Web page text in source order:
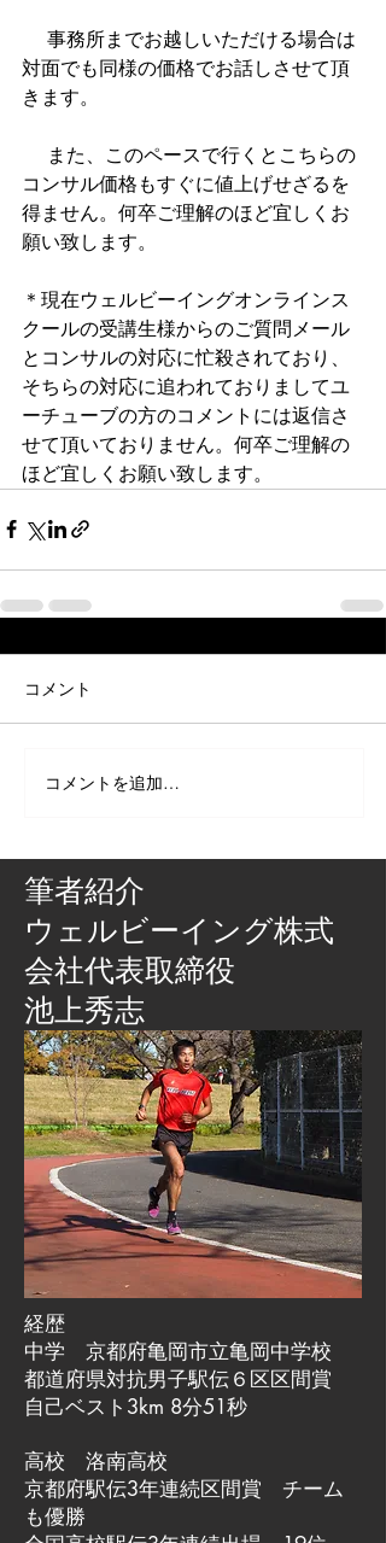
対面でも同様の価格でお話しさせて頂
きます。
コンサル価格もすぐに値上げせざるを
得ません。何卒ご理解のほど宜しくお
願い致します。
＊現在ウェルビーイングオンラインス
クールの受講生様からのご質問メール
とコンサルの対応に忙殺されており、
そちらの対応に追われておりましてユ
ーチューブの方のコメントには返信さ
せて頂いておりません。何卒ご理解の
ほど宜しくお願い致します。
コメント
コメントを追加…
筆者紹介
​ウェルビーイング株式
会社代表取締役
池上秀志
経歴
中学 京都府亀岡市立亀岡中学校
都道府県対抗男子駅伝６区区間賞
自己ベスト3km 8分51秒
高校 洛南高校
京都府駅伝3年連続区間賞 チーム
も優勝